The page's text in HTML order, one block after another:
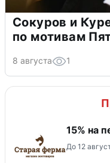
Сокуров и
по мотивам
8 августа 1
15% на
До 12